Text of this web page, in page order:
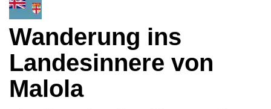
Wanderung ins
Landesinnere von
Malola